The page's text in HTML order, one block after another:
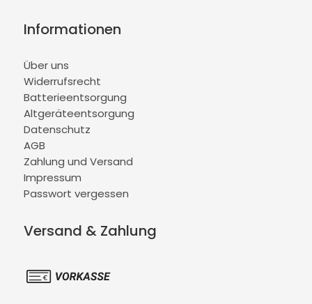
Informationen
Über uns
Widerrufsrecht
Batterieentsorgung
Altgeräteentsorgung
Datenschutz
AGB
Zahlung und Versand
Impressum
Passwort vergessen
Versand & Zahlung